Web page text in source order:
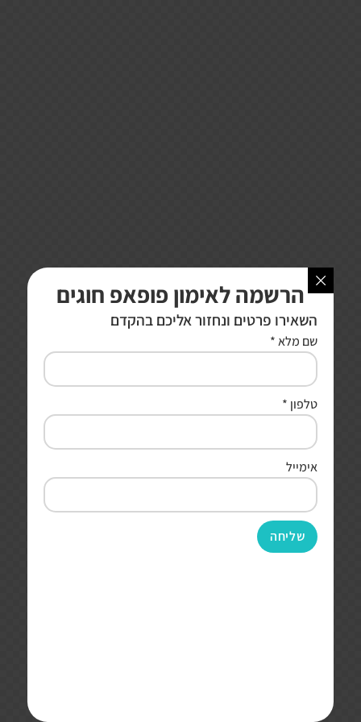
הרשמה לאימון פופאפ חוגים
השאירו פרטים ונחזור אליכם בהקדם
שם מלא*
טלפון *
אימייל
שליחה